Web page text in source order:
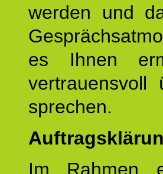
werden und
es Ihnen
sprechen.
Im Rahmen